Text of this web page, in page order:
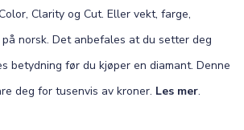
Clarity og Cut. Eller vekt, farge,
norsk. Det anbefales at du setter deg
betydning før du kjøper en diamant. Denne
deg for tusenvis av kroner. Les mer.